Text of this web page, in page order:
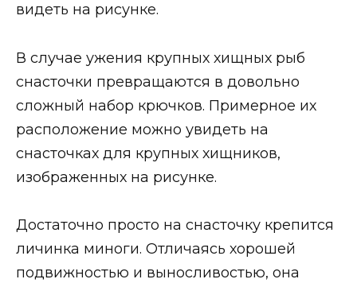
видеть на рисунке.
В случае ужения крупных хищных рыб
снасточки превращаются в довольно
сложный набор крючков. Примерное их
расположение можно увидеть на
снасточках для крупных хищников,
изображенных на рисунке.
Достаточно просто на снасточку крепится
личинка миноги. Отличаясь хорошей
подвижностью и выносливостью, она